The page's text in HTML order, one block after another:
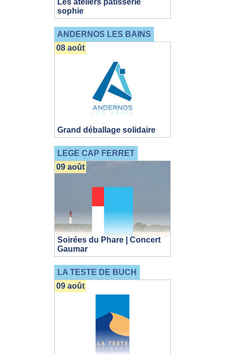
Les ateliers pâtisserie
sophie
ANDERNOS LES BAINS
Grand déballage solidaire
08 août
LEGE CAP FERRET
Soirées du Phare | Concert
Gaumar
09 août
LA TESTE DE BUCH
09 août